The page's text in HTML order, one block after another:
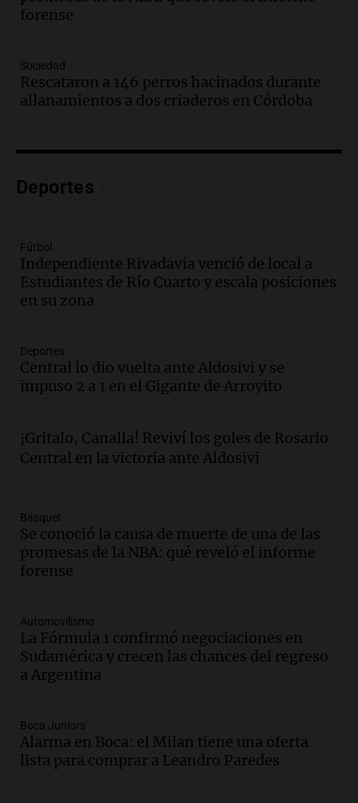
Deportes Rosario
Audio.
Aldosivi (Campaz) - relato Gato Greco
Deportes Rosario
Audio.Nuevo desarrollo urbano y casa
en Villa María
Audio.
la Bulaya abrirá sus puertas mañana con
diversas actividades y sorpresas
Panorama Federal
edificios y proyecta una casa del
estudiante con 48 municipios
involucrados
Audio.1° gol de Rosario Central a
Aldosivi (Zalazar en contra) - relato
Audio.Mañana inicia la gran exposición
en la Sociedad Rural de Bulaya con
actividades para toda la familia
Audio. Villa María presenta nuevos
edificios y una casa del estudiante para
jóvenes de la región
Panorama Federal
Audio.
bonarda para disfrutar el fin de semana
en Mendoza
forense
Sociedad
Rescataron a 146 perros hacinados durante
allanamientos a dos criaderos en Córdoba
Deportes
Fútbol
Independiente Rivadavia venció de local a
Estudiantes de Río Cuarto y escala posiciones
en su zona
Deportes
Central lo dio vuelta ante Aldosivi y se
impuso 2 a 1 en el Gigante de Arroyito
¡Gritalo, Canalla! Reviví los goles de Rosario
Central en la victoria ante Aldosivi
Básquet
Se conoció la causa de muerte de una de las
promesas de la NBA: qué reveló el informe
forense
Automovilismo
La Fórmula 1 confirmó negociaciones en
Sudamérica y crecen las chances del regreso
a Argentina
Boca Juniors
Alarma en Boca: el Milan tiene una oferta
lista para comprar a Leandro Paredes